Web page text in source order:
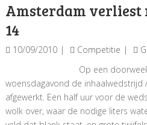
Amsterdam verliest
14
10/09/2010 Competitie
Op een
woensdagavond de inhaalwedstrijd
afgewerkt. Een half uur voor de
wolk over, waar de nodige liters